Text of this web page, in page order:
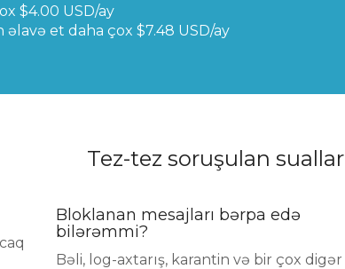
$4.00 USD/ay
əlavə et daha çox $7.48 USD/ay
Tez-tez soruşulan suallar
Bloklanan mesajları bərpa edə
bilərəmmi?
Bəli, log-axtarış, karantin və bir çox digər